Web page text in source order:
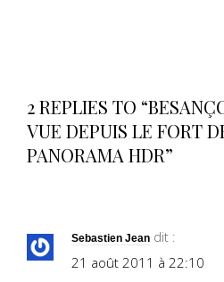
2 REPLIES TO
VUE DEPUIS LE FORT
PANORAMA HDR”
Sebastien Jean dit :
21 août 2011 à 22:10